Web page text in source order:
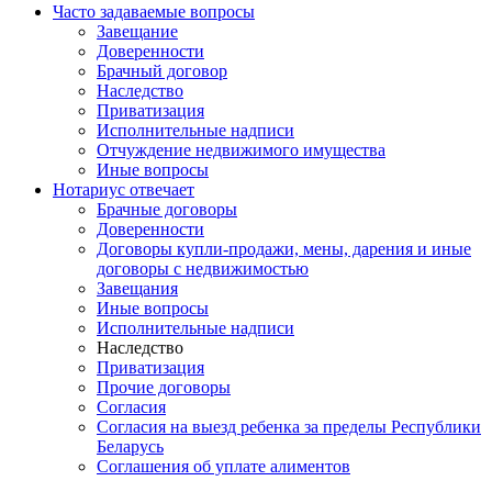
Часто задаваемые вопросы
Завещание
Доверенности
Брачный договор
Наследство
Приватизация
Исполнительные надписи
Отчуждение недвижимого имущества
Иные вопросы
Нотариус отвечает
Брачные договоры
Доверенности
Договоры купли-продажи, мены, дарения и иные
договоры с недвижимостью
Завещания
Иные вопросы
Исполнительные надписи
Наследство
Приватизация
Прочие договоры
Согласия
Согласия на выезд ребенка за пределы Республики
Беларусь
Соглашения об уплате алиментов